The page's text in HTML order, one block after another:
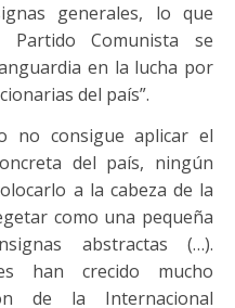
generales, lo que
Comunista se
en la lucha por
del país”.
no consigue aplicar el
del país, ningún
a la cabeza de la
como una pequeña
abstractas (…).
han crecido mucho
de la Internacional